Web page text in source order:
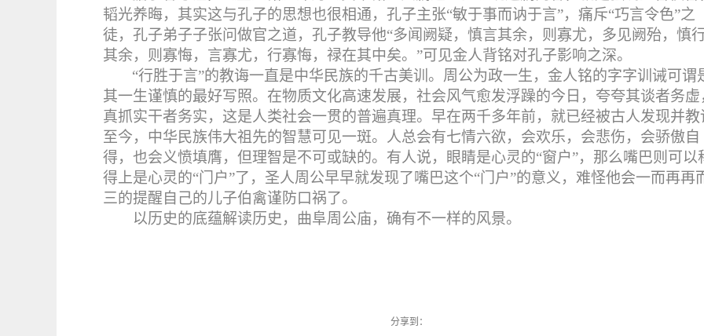
韬光养晦，其实这与孔子的思想也很相通，孔子主张“敏于事而讷于言”，痛斥“巧言令色”之
徒，孔子弟子子张问做官之道，孔子教导他“多闻阙疑，慎言其余，则寡尤，多见阙殆，慎
其余，则寡悔，言寡尤，行寡悔，禄在其中矣。”可见金人背铭对孔子影响之深。
“行胜于言”的教诲一直是中华民族的千古美训。周公为政一生，金人铭的字字训诫可谓
其一生谨慎的最好写照。在物质文化高速发展，社会风气愈发浮躁的今日，夸夸其谈者务虚
真抓实干者务实，这是人类社会一贯的普遍真理。早在两千多年前，就已经被古人发现并教
至今，中华民族伟大祖先的智慧可见一斑。人总会有七情六欲，会欢乐，会悲伤，会骄傲自
得，也会义愤填膺，但理智是不可或缺的。有人说，眼睛是心灵的“窗户”，那么嘴巴则可以
得上是心灵的“门户”了，圣人周公早早就发现了嘴巴这个“门户”的意义，难怪他会一而再再
三的提醒自己的儿子伯禽谨防口祸了。
以历史的底蕴解读历史，曲阜周公庙，确有不一样的风景。
分享到：